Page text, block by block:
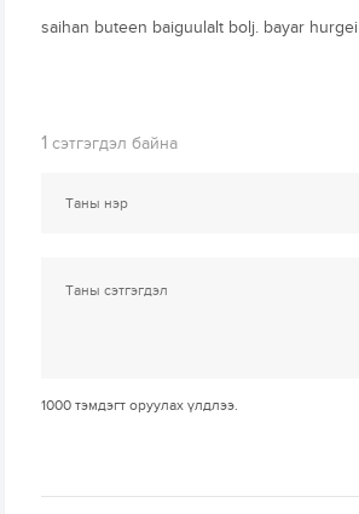
saihan buteen baiguulalt bolj. bayar hurgei
1 сэтгэгдэл байна
1000 тэмдэгт оруулах үлдлээ.